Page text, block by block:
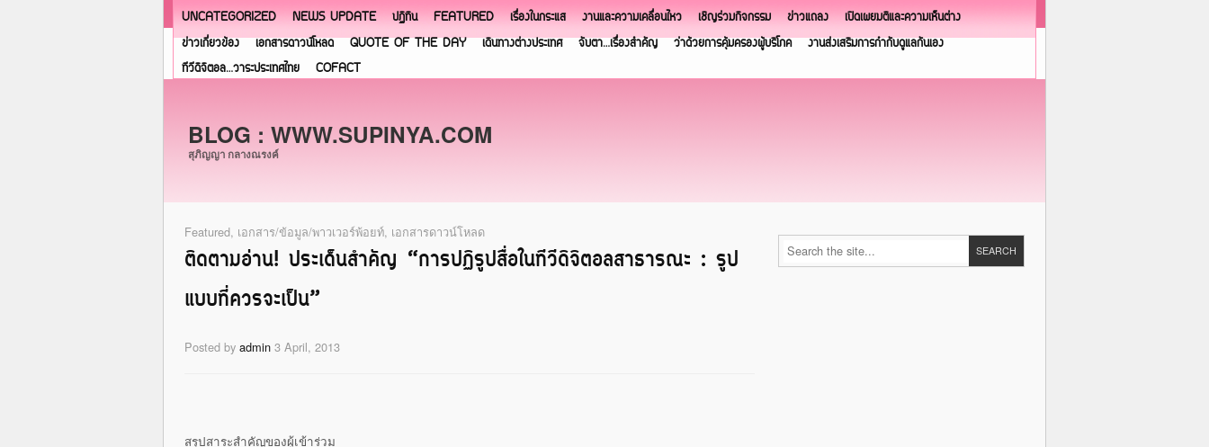
UNCATEGORIZED NEWS UPDATE ปฏิทิน FEATURED เรื่องในกระแส งานและความเคลื่อนไหว เชิญร่วมกิจกรรม ข่าวแถลง
เปิดเผยมติและความเห็นต่าง
ข่าวเกี่ยวข้อง
เอกสารดาวน์โหลด QUOTE OF THE DAY เดินทางต่างประเทศ จับตา…เรื่องสำคัญ ว่าด้วยการคุ้มครองผู้บริโภค
งานส่งเสริมการกำกับดูแลกันเอง
ทีวีดิจิตอล…วาระประเทศไทย
COFACT
BLOG : WWW.SUPINYA.COM
สุภิญญา กลางณรงค์
Featured, เอกสาร/ข้อมูล/พาวเวอร์พ้อยท์, เอกสารดาวน์โหลด
ติดตามอ่าน! ประเด็นสำคัญ “การปฏิรูปสื่อในทีวีดิจิตอลสาธารณะ : รูป
แบบที่ควรจะเป็น”
Posted by admin 3 April, 2013
สรุปสาระสำคัญของผู้เข้าร่วม